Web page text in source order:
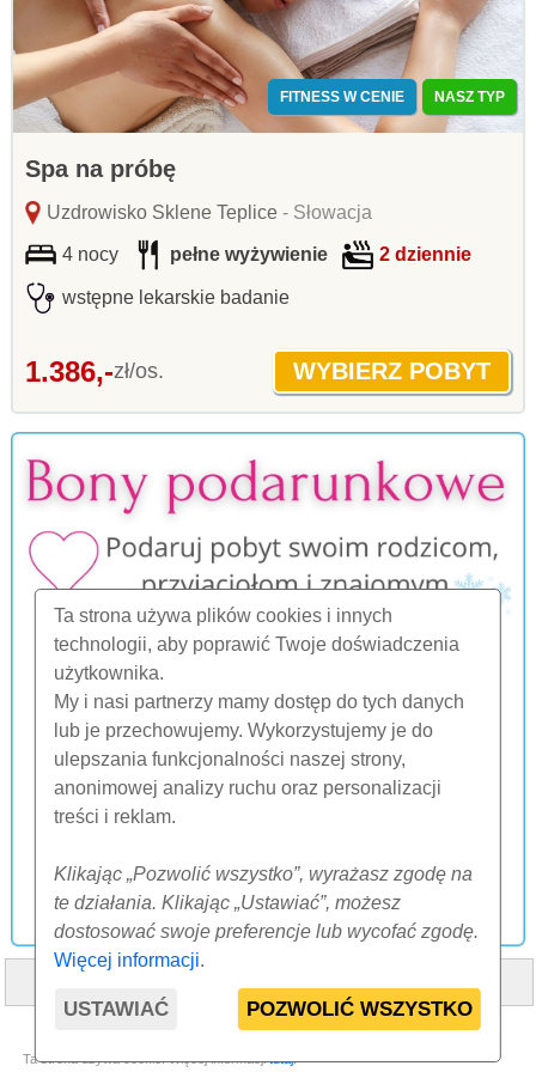
Ta strona używa plików cookies i innych
technologii, aby poprawić Twoje doświadczenia
użytkownika.
My i nasi partnerzy mamy dostęp do tych danych
lub je przechowujemy. Wykorzystujemy je do
ulepszania funkcjonalności naszej strony,
anonimowej analizy ruchu oraz personalizacji
treści i reklam.
Klikając „Pozwolić wszystko”, wyrażasz zgodę na
te działania. Klikając „Ustawiać”, możesz
dostosować swoje preferencje lub wycofać zgodę.
Więcej informacji.
USTAWIAĆ POZWOLIĆ WSZYSTKO
FITNESS W CENIE NASZ TYP
Spa na próbę
Uzdrowisko Sklene Teplice- Słowacja
4 nocy pełne wyżywienie 2 dziennie
wstępne lekarskie badanie
1.386,-zł/os.
© 2000-2026 CK SUNFLOWERS agency, s.r.o.
Ta strona używa cookie. Więcej informacjitutaj.